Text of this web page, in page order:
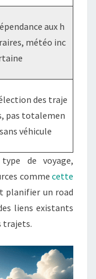
aux h
météo inc
des traje
pas totalemen
véhicule
de voyage,
comme cette
planifier un road
liens existants
trajets.